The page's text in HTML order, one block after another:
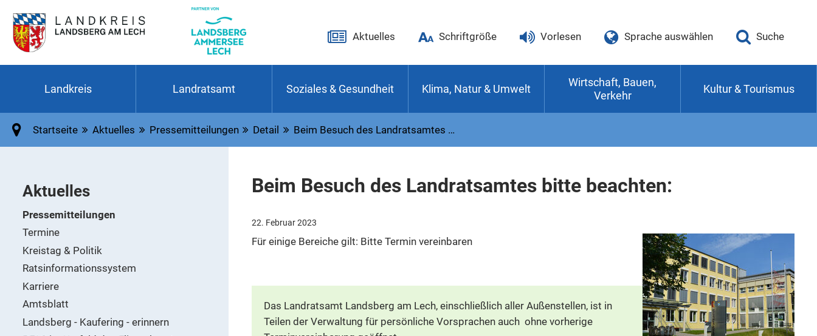
Aktuelles Schriftgröße Vorlesen Sprache auswählen Suche
Landkreis Landratsamt Soziales & Gesundheit Klima, Natur & Umwelt
Wirtschaft, Bauen,
Verkehr
Kultur & Tourismus
Startseite Aktuelles Pressemitteilungen Detail Beim Besuch des Landratsamtes …
Beim Besuch des Landratsamtes bitte beachten:
22. Februar 2023
Für einige Bereiche gilt: Bitte Termin vereinbaren
Das Landratsamt Landsberg am Lech, einschließlich aller Außenstellen, ist in
Teilen der Verwaltung für persönliche Vorsprachen auch ohne vorherige
Aktuelles
Pressemitteilungen
Termine
Kreistag & Politik
Ratsinformationssystem
Karriere
Amtsblatt
Landsberg - Kaufering - erinnern